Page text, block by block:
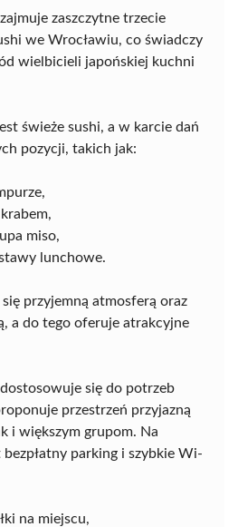
zajmuje zaszczytne trzecie
we Wrocławiu, co świadczy
wielbicieli japońskiej kuchni
świeże sushi, a w karcie dań
pozycji, takich jak:
miso,
lunchowe.
przyjemną atmosferą oraz
a do tego oferuje atrakcyjne
dostosowuje się do potrzeb
przestrzeń przyjazną
i większym grupom. Na
parking i szybkie Wi-
na miejscu,